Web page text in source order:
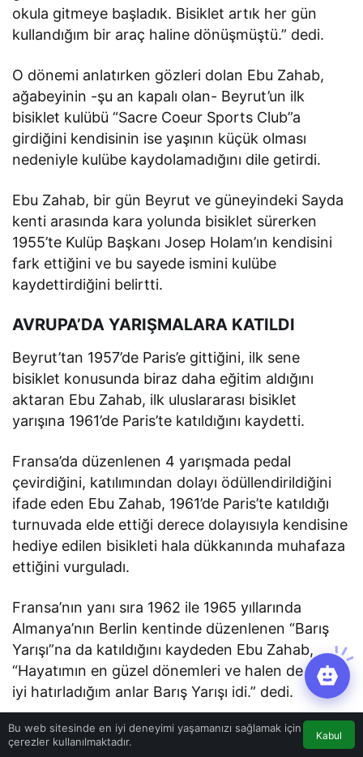
okula gitmeye başladık. Bisiklet artık her gün
kullandığım bir araç haline dönüşmüştü.” dedi.
O dönemi anlatırken gözleri dolan Ebu Zahab,
ağabeyinin -şu an kapalı olan- Beyrut’un ilk
bisiklet kulübü “Sacre Coeur Sports Club”a
girdiğini kendisinin ise yaşının küçük olması
nedeniyle kulübe kaydolamadığını dile getirdi.
Ebu Zahab, bir gün Beyrut ve güneyindeki Sayda
kenti arasında kara yolunda bisiklet sürerken
1955’te Kulüp Başkanı Josep Holam’ın kendisini
fark ettiğini ve bu sayede ismini kulübe
kaydettirdiğini belirtti.
AVRUPA’DA YARIŞMALARA KATILDI
Beyrut’tan 1957’de Paris’e gittiğini, ilk sene
bisiklet konusunda biraz daha eğitim aldığını
aktaran Ebu Zahab, ilk uluslararası bisiklet
yarışına 1961’de Paris’te katıldığını kaydetti.
Fransa’da düzenlenen 4 yarışmada pedal
çevirdiğini, katılımından dolayı ödüllendirildiğini
ifade eden Ebu Zahab, 1961’de Paris’te katıldığı
turnuvada elde ettiği derece dolayısıyla kendisine
hediye edilen bisikleti hala dükkanında muhafaza
ettiğini vurguladı.
Fransa’nın yanı sıra 1962 ile 1965 yıllarında
Almanya’nın Berlin kentinde düzenlenen “Barış
Yarışı”na da katıldığını kaydeden Ebu Zahab,
“Hayatımın en güzel dönemleri ve halen de çok
iyi hatırladığım anlar Barış Yarışı idi.” dedi.
ALMANYA’DA KENDİSİ İÇİN POSTA PULU
BASILDI
Bu web sitesinde en iyi deneyimi yaşamanızı sağlamak için
çerezler kullanılmaktadır.
Kabul